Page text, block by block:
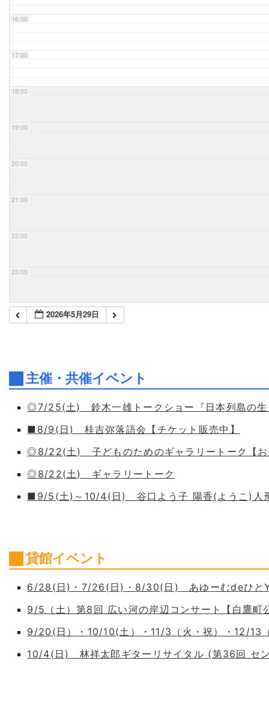
16:00
17:00
18:00
19:00
20:00
21:00
22:00
23:00
2026年5月29日
主催・共催イベント
◎7/25(土) 鈴木一雄トークショー『日本列島の生
■8/9(日) 桂吉弥落語会【チケット販売中】
◎8/22(土) 子どものためのギャラリートーク【お
◎8/22(土) ギャラリートーク
■9/5(土)～10/4(日) 谷口よう子 陽香(ようこ)人
貸館イベント
6/28(日)・7/26(日)・8/30(日) あゆーむdeひと
9/5（土）第8回 広い河の岸辺コンサート【白鷹町
9/20(日）・10/10(土）・11/3（火・祝）・12/
10/4(日) 林祥太郎ギターリサイタル (第36回 セ